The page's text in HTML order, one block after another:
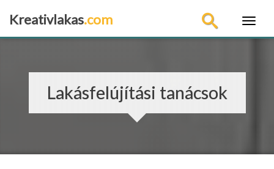
Kreativlakas.com
Lakásfelújítási tanácsok